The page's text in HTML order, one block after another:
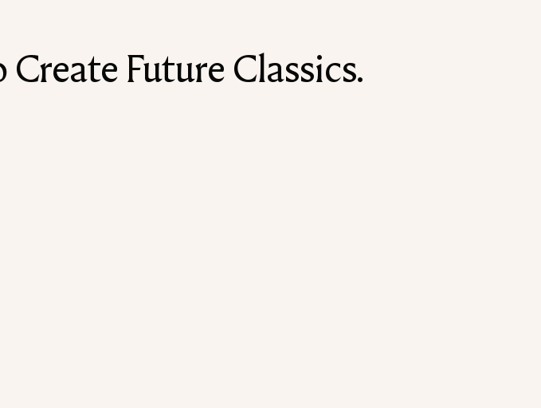
Future Classics.